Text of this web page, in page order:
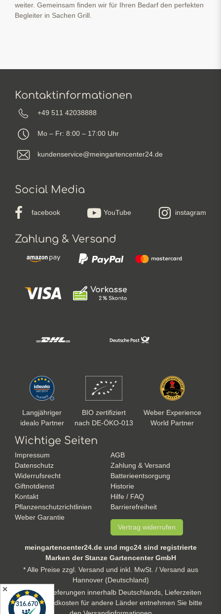
weiter. Gemeinsam finden wir für Ihren Bedarf den perfekten
Begleiter in Sachen Grill.
Kontaktinformationen
+49 511 42038888
Mo – Fr: 8:00 – 17:00 Uhr
kundenservice@meingartencenter24.de
Social Media
facebook YouTube instagram
Zahlung & Versand
Langjähriger
idealo Partner
BIO zertifiziert
nach DE-ÖKO-013
Weber Experience
World Partner
Wichtige Seiten
Impressum
AGB
Datenschutz
Zahlung & Versand
Widerrufsrecht
Batterieentsorgung
Giftnotdienst
Historie
Kontakt
Hilfe / FAQ
Pflanzenschutzrichtlinien
Barrierefreiheit
Weber Garantie
Vertrag widerrufen
meingartencenter24.de und mgc24 sind registrierte
Marken der Stanze Gartencenter GmbH
* Alle Preise zzgl. Versand und inkl. MwSt. / Versand aus
Hannover (Deutschland)
** gilt für Lieferungen innerhalb Deutschlands, Lieferzeiten
und Versandkosten für andere Länder entnehmen Sie bitte
✕